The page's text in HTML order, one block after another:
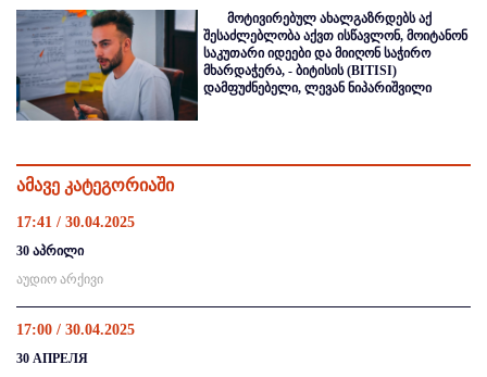
მოტივირებულ ახალგაზრდებს აქ
შესაძლებლობა აქვთ ისწავლონ, მოიტანონ
საკუთარი იდეები და მიიღონ საჭირო
მხარდაჭერა, - ბიტისის (BITISI)
დამფუძნებელი, ლევან ნიპარიშვილი
ამავე კატეგორიაში
17:41 / 30.04.2025
30 აპრილი
აუდიო არქივი
17:00 / 30.04.2025
30 АПРЕЛЯ